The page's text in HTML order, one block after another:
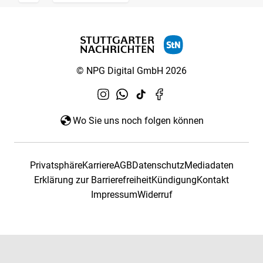
© NPG Digital GmbH 2026
Wo Sie uns noch folgen können
PrivatsphäreKarriereAGBDatenschutzMediadaten
Erklärung zur BarrierefreiheitKündigungKontakt
ImpressumWiderruf